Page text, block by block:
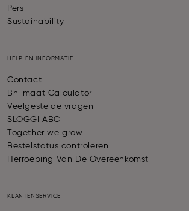
Pers
Sustainability
HELP EN INFORMATIE
Contact
Bh-maat Calculator
Veelgestelde vragen
SLOGGI ABC
Together we grow
Bestelstatus controleren
Herroeping Van De Overeenkomst
KLANTENSERVICE